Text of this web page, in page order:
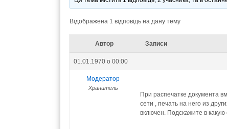
Відображена 1 відповідь на дану тему
Автор Записи
01.01.1970 о 00:00
Модератор
Хранитель
При распечатке документа
сети , печать на него из
включен. Подскажите в